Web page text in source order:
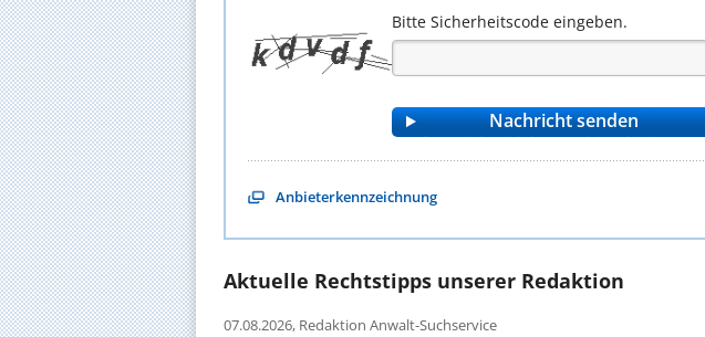
Bitte Sicherheitscode eingeben.
Anbieterkennzeichnung
Aktuelle Rechtstipps unserer Redaktion
07.08.2026, Redaktion Anwalt-Suchservice